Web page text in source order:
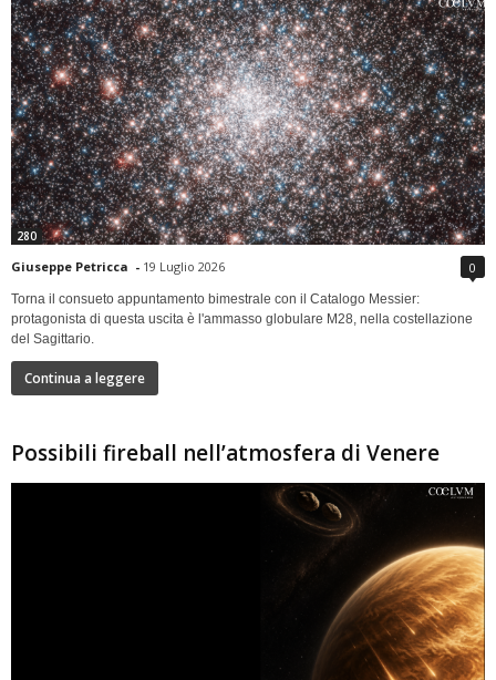
280
Giuseppe Petricca - 19 Luglio 2026 0
Torna il consueto appuntamento bimestrale con il Catalogo Messier:
protagonista di questa uscita è l'ammasso globulare M28, nella costellazione
del Sagittario.
Continua a leggere
Possibili fireball nell’atmosfera di Venere